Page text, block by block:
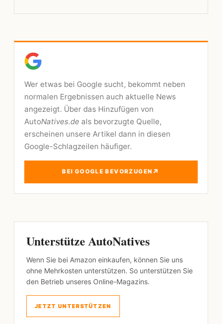
Wer etwas bei Google sucht, bekommt neben
normalen Ergebnissen auch aktuelle News
angezeigt. Über das Hinzufügen von
AutoNatives.de als bevorzugte Quelle,
erscheinen unsere Artikel dann in diesen
Google-Schlagzeilen häufiger.
BEI GOOGLE BEVORZUGEN ↗
Unterstütze AutoNatives
Wenn Sie bei Amazon einkaufen, können Sie uns
ohne Mehrkosten unterstützen. So unterstützen Sie
den Betrieb unseres Online-Magazins.
JETZT UNTERSTÜTZEN